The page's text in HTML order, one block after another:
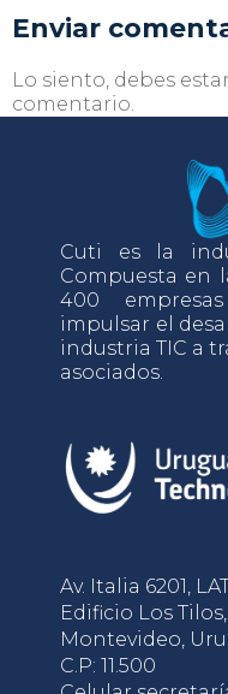
Enviar
Lo siento, debes estar
comentario.
Cuti es la
Compuesta en
400
impulsar el
industria TIC a
asociados.
Av. Italia 6201,
Edificio Los
Montevideo,
C.P: 11.500